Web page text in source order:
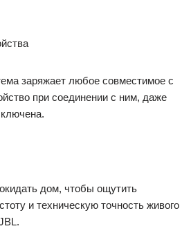
заряжает любое совместимое с
при соединении с ним, даже
дом, чтобы ощутить
и техническую точность живого